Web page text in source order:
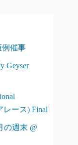
例催事
Geyser
レース) Final
の週末 @